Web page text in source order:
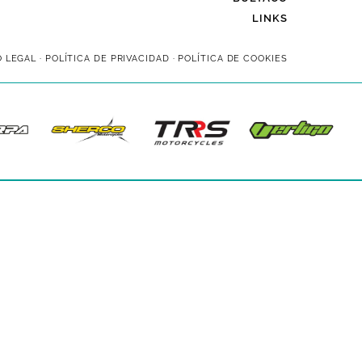
LINKS
LEGAL · POLÍTICA DE PRIVACIDAD · POLÍTICA DE COOKIES